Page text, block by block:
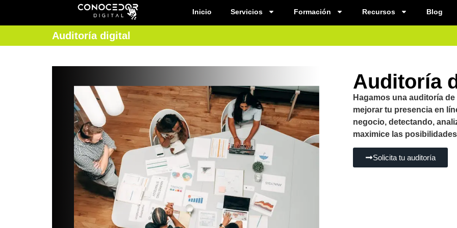
Inicio Servicios Formación Recursos Blog
Auditoría digital
Auditoría
Hagamos una auditoría
mejorar tu presencia en
negocio, detectando,
maximice las
Solicita tu auditoría